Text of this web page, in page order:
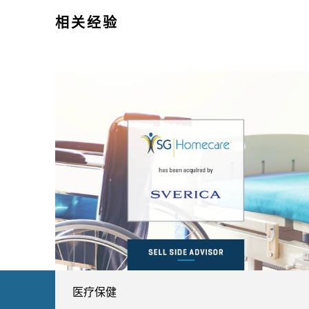
相关经验
医疗保健